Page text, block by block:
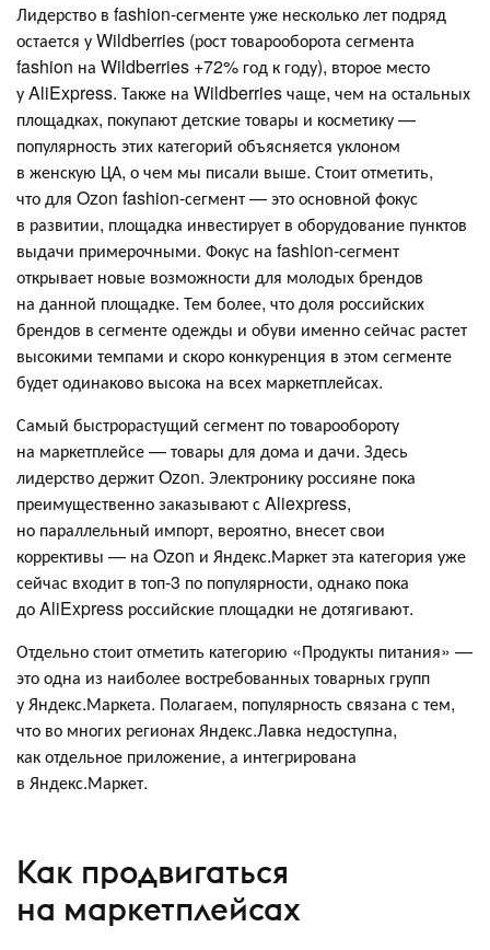
Лидерство в fashion-сегменте уже несколько лет подряд
остается у Wildberries (рост товарооборота сегмента
fashion на Wildberries +72% год к году), второе место
у AliExpress. Также на Wildberries чаще, чем на остальных
площадках, покупают детские товары и косметику —
популярность этих категорий объясняется уклоном
в женскую ЦА, о чем мы писали выше. Стоит отметить,
что для Ozon fashion-сегмент — это основной фокус
в развитии, площадка инвестирует в оборудование пунктов
выдачи примерочными. Фокус на fashion-сегмент
открывает новые возможности для молодых брендов
на данной площадке. Тем более, что доля российских
брендов в сегменте одежды и обуви именно сейчас растет
высокими темпами и скоро конкуренция в этом сегменте
будет одинаково высока на всех маркетплейсах.
Самый быстрорастущий сегмент по товарообороту
на маркетплейсе — товары для дома и дачи. Здесь
лидерство держит Ozon. Электронику россияне пока
преимущественно заказывают с Aliexpress,
но параллельный импорт, вероятно, внесет свои
коррективы — на Ozon и Яндекс.Маркет эта категория уже
сейчас входит в топ-3 по популярности, однако пока
до AliExpress российские площадки не дотягивают.
Отдельно стоит отметить категорию «Продукты питания» —
это одна из наиболее востребованных товарных групп
у Яндекс.Маркета. Полагаем, популярность связана с тем,
что во многих регионах Яндекс.Лавка недоступна,
как отдельное приложение, а интегрирована
в Яндекс.Маркет.
Как продвигаться
на маркетплейсах